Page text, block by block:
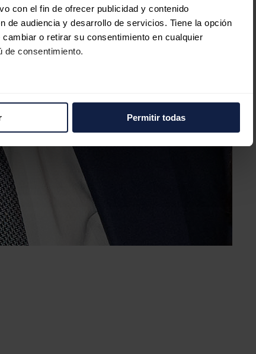
con el fin de ofrecer publicidad y contenido
de audiencia y desarrollo de servicios. Tiene la opción
o retirar su consentimiento en cualquier
de consentimiento.
y los anuncios, ofrecer funciones de redes sociales
que haga del sitio web con nuestros partners de
con otra información que les haya proporcionado o
Permitir todas